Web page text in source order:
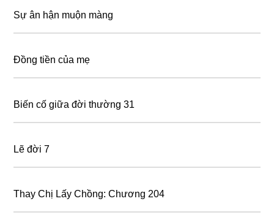
Sự ân hận muộn màng
Đồng tiền của mẹ
Biến cố giữa đời thường 31
Lẽ đời 7
Thay Chị Lấy Chồng: Chương 204